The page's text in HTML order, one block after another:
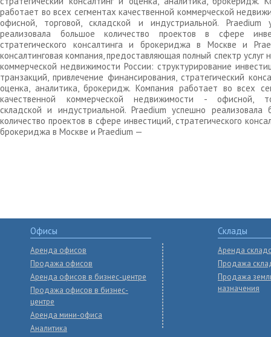
работает во всех сегментах качественной коммерческой
офисной, торговой, складской и индустриальной. Praedium
реализовала большое количество проектов в сфере
стратегического консалтинга и брокериджа в Москве и
консалтинговая компания, предоставляющая полный спектр услуг
коммерческой недвижимости России: структурирование
транзакций, привлечение финансирования, стратегический
оценка, аналитика, брокеридж. Компания работает во всех
качественной коммерческой недвижимости - офисной,
складской и индустриальной. Praedium успешно реализовала
количество проектов в сфере инвестиций, стратегического
брокериджа в Москве и Praedium —
Офисы
Аренда офисов
Продажа офисов
Аренда офисов в бизнес-центре
Продажа офисов в бизнес-
центре
Аренда мини-офиса
Аналитика
Склады
Аренда
Продажа
Продажа
назначения